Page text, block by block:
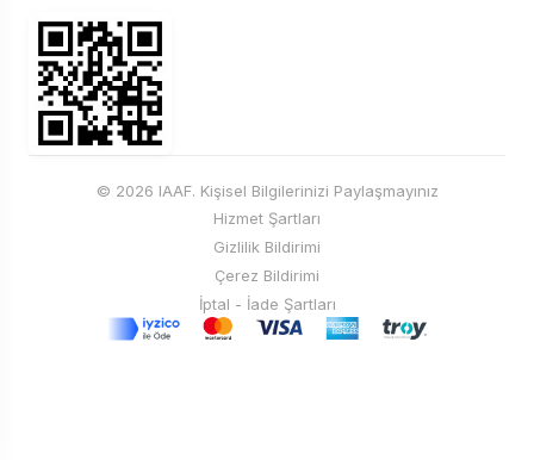
© 2026 IAAF. Kişisel Bilgilerinizi Paylaşmayınız
Hizmet Şartları
Gizlilik Bildirimi
Çerez Bildirimi
İptal - İade Şartları